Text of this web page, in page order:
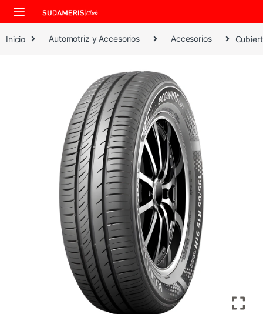
Skip to navigation
Skip to content
Inicio Automotriz y Accesorios Accesorios